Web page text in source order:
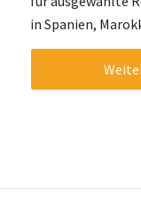
in Spanien,